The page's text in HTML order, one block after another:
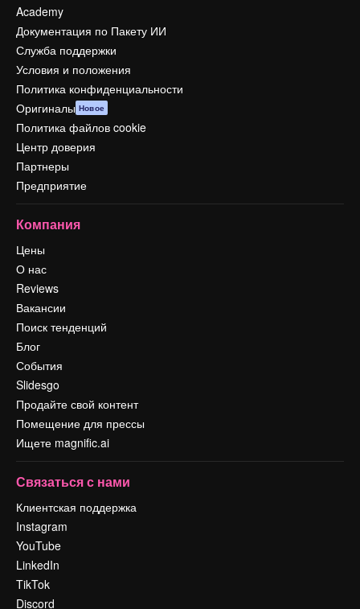
Academy
Документация по Пакету ИИ
Служба поддержки
Условия и положения
Политика конфиденциальности
Оригиналы Новое
Политика файлов cookie
Центр доверия
Партнеры
Предприятие
Компания
Цены
О нас
Reviews
Вакансии
Поиск тенденций
Блог
События
Slidesgo
Продайте свой контент
Помещение для прессы
Ищете magnific.ai
Связаться с нами
Клиентская поддержка
Instagram
YouTube
LinkedIn
TikTok
Discord